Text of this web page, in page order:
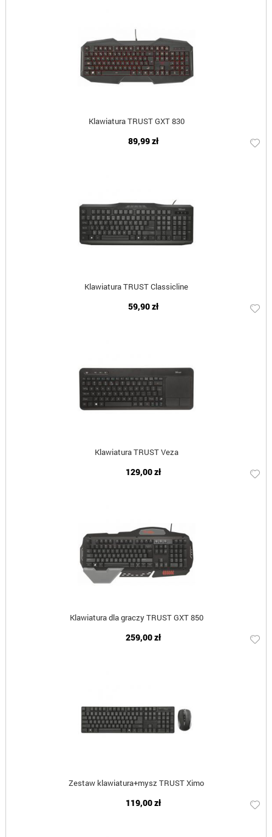
Klawiatura TRUST GXT 830
89,99 zł
Klawiatura TRUST Classicline
59,90 zł
Klawiatura TRUST Veza
129,00 zł
Klawiatura dla graczy TRUST GXT 850
259,00 zł
Zestaw klawiatura+mysz TRUST Ximo
119,00 zł